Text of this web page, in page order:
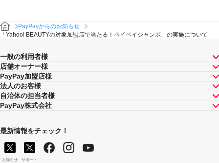
PayPayからのお知らせ
「Yahoo! BEAUTYの対象加盟店で当たる！ペイペイジャンボ」の実施について
一般の利用者様
店舗オーナー様
PayPay加盟店様
法人のお客様
自治体の担当者様
PayPay株式会社
最新情報をチェック！
お知らせ サポート